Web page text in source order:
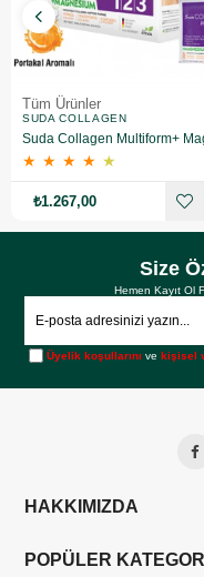
Tüm Ürünler
SUDA COLLAGEN
★ ★ ★ ★ ★
₺1.267,00
Size
Hemen Kayıt Ol
Üyelik koşullarını vekişisel
HAKKIMIZDA
POPÜLER